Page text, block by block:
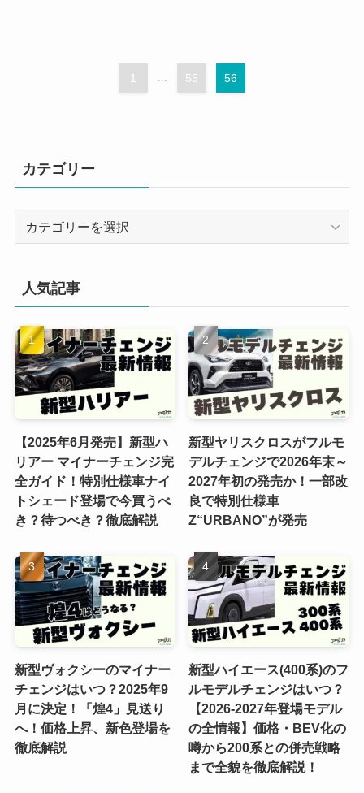
1 ... 55 56
カテゴリー
ー
人気記事
【2025年6月発売】新型ハ
リアー マイナーチェンジ完
全ガイド！特別仕様車ナイ
トシェード登場で今買うべ
き？待つべき？徹底解説
新型ヤリスクロスがフルモ
デルチェンジで2026年末～
2027年初の発売か！一部改
良で特別仕様車
Z“URBANO”が発売
新型ヴォクシーのマイナー
チェンジはいつ？2025年9
月に決定！「煌4」見送り
へ！価格上昇、新色登場を
徹底解説
新型ハイエース(400系)のフ
ルモデルチェンジはいつ？
【2026-2027年登場モデル
の全情報】価格・BEV化の
噂から200系との併売戦略
まで全貌を徹底解説！